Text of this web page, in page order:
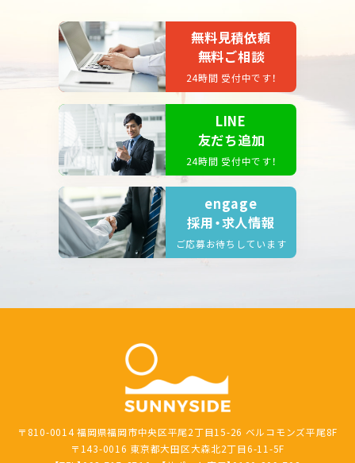
無料見積依頼
無料ご相談
24時間 受付中です！
LINE
友だち追加
24時間 受付中です！
engage
採用・求人情報
ご応募お待ちしています
〒810-0014 福岡県福岡市中央区平尾2丁目15-26 ベルコモンズ平尾8F
〒143-0016 東京都大田区大森北2丁目6-11-5F